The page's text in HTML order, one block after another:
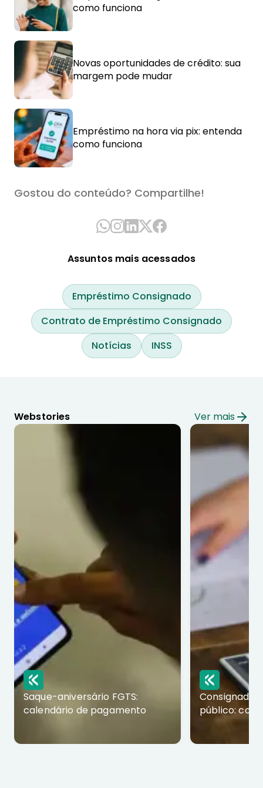
como funciona
Novas oportunidades de crédito: sua
margem pode mudar
Empréstimo na hora via pix: entenda
como funciona
Gostou do conteúdo? Compartilhe!
Assuntos mais acessados
Empréstimo Consignado
Contrato de Empréstimo Consignado
Notícias
INSS
Webstories Ver mais
Saque-aniversário FGTS:
calendário de pagamento
Consignado
público: